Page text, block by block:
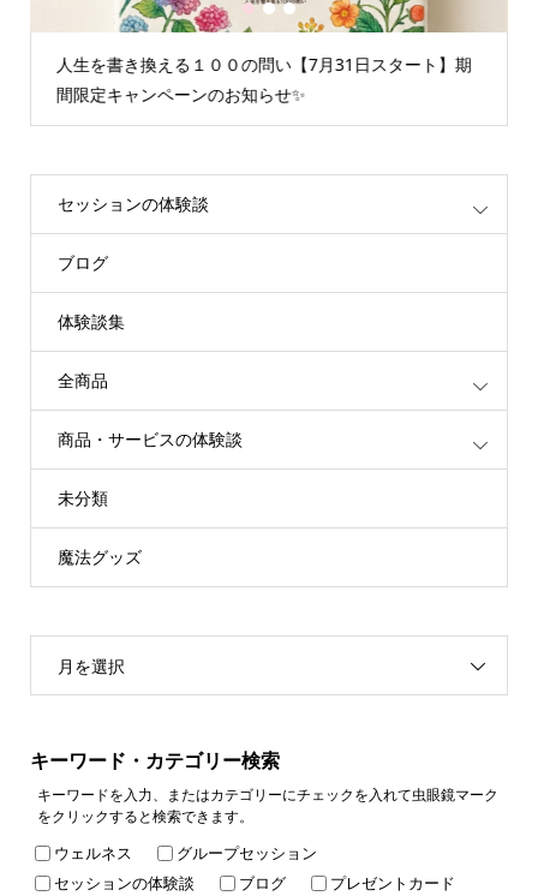
人生を書き換える１００の問い【7月31日スタート】期
間限定キャンペーンのお知らせ✨
2 3
セッションの体験談
ブログ
体験談集
全商品
商品・サービスの体験談
未分類
魔法グッズ
月を選択
キーワード・カテゴリー検索
キーワードを入力、またはカテゴリーにチェックを入れて虫眼鏡マーク
をクリックすると検索できます。
ウェルネス
グループセッション
セッションの体験談
ブログ
プレゼントカード